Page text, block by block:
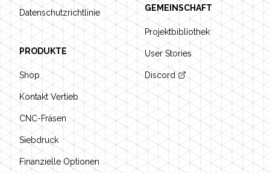
Datenschutzrichtlinie
PRODUKTE
Shop
Kontakt Vertieb
CNC-Fräsen
Siebdruck
Finanzielle Optionen
GEMEINSCHAFT
Projektbibliothek
User Stories
Discord